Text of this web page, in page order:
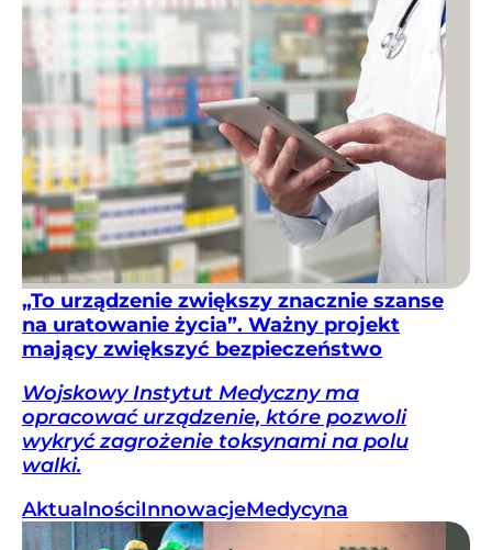
„To urządzenie zwiększy znacznie szanse
na uratowanie życia”. Ważny projekt
mający zwiększyć bezpieczeństwo
Wojskowy Instytut Medyczny ma
opracować urządzenie, które pozwoli
wykryć zagrożenie toksynami na polu
walki.
AktualnościInnowacjeMedycyna